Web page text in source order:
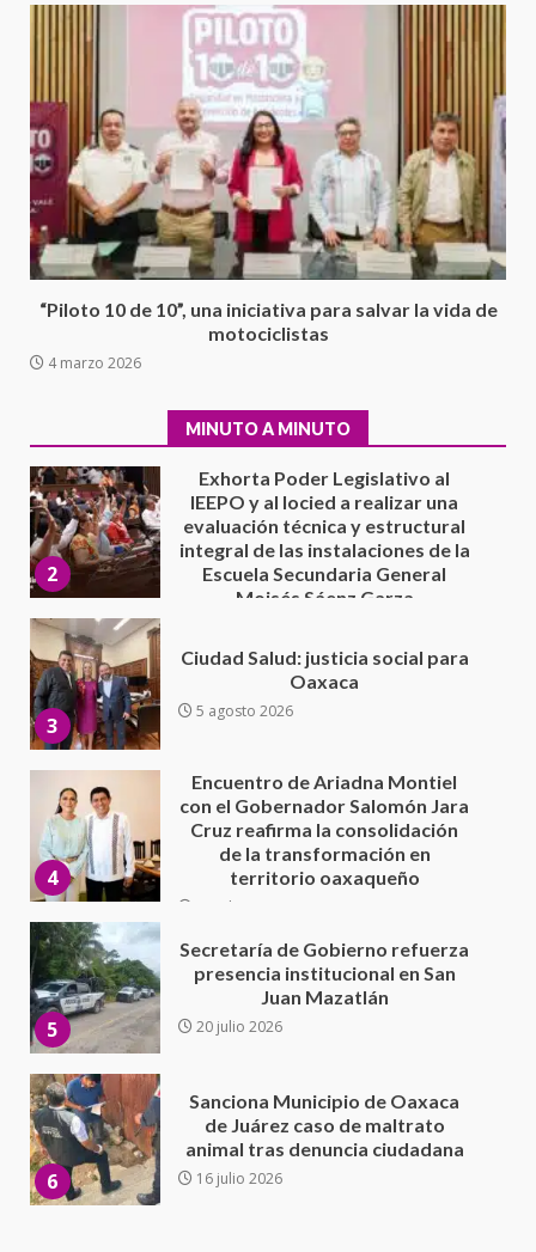
“Piloto 10 de 10”, una iniciativa para salvar la vida de
motociclistas
4 marzo 2026
MINUTO A MINUTO
7
Detienen a Ernesto Ruffo en Baja
California; FGR lo investiga por
presuntos delitos de
delincuencia organizada y
contrabando
16 julio 2026
1
Avanza con orden y tranquilidad
el proceso electoral
extraordinario de Santiago
Xanica: Jesús Romero
7 agosto 2026
Exhorta Poder Legislativo al
Escuela Secundaria General
Moisés Sáenz Garza
5 agosto 2026
3
Ciudad Salud: justicia social para
Oaxaca
5 agosto 2026
4
con el Gobernador Salomón Jara
Cruz reafirma la consolidación
de la transformación en
5
Secretaría de Gobierno refuerza
presencia institucional en San
Juan Mazatlán
20 julio 2026
6
Sanciona Municipio de Oaxaca
de Juárez caso de maltrato
animal tras denuncia ciudadana
16 julio 2026
7
California; FGR lo investiga por
presuntos delitos de
delincuencia organizada y
contrabando